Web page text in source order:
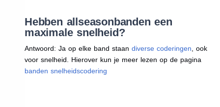
Hebben allseasonbanden een
maximale snelheid?
Antwoord: Ja op elke band staan diverse coderingen , ook
voor snelheid. Hierover kun je meer lezen op de pagina
banden snelheidscodering